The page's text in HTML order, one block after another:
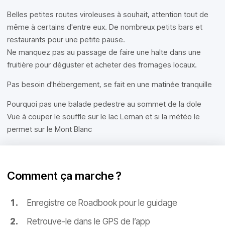
Belles petites routes viroleuses à souhait, attention tout de
même à certains d'entre eux. De nombreux petits bars et
restaurants pour une petite pause.
Ne manquez pas au passage de faire une halte dans une
fruitière pour déguster et acheter des fromages locaux.
Pas besoin d'hébergement, se fait en une matinée tranquille
Pourquoi pas une balade pedestre au sommet de la dole
Vue à couper le souffle sur le lac Leman et si la météo le
permet sur le Mont Blanc
Comment ça marche ?
Enregistre ce Roadbook pour le guidage
Retrouve-le dans le GPS de l’app